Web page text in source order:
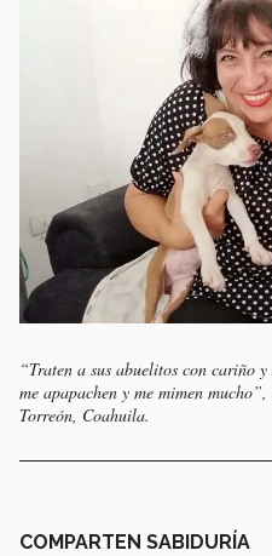
“Traten a sus abuelitos con cariño
me apapachen y me mimen
Torreón, Coahuila.
COMPARTEN SABIDURÍA